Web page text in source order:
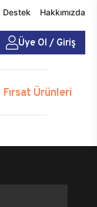
Destek Hakkımızda
Üye Ol / Giriş
Fırsat Ürünleri